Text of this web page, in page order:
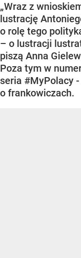
„Wraz z
lustrację
o rolę tego
– o lustracji
piszą Anna
Poza tym w
seria #MyPolacy
o frankowiczach.